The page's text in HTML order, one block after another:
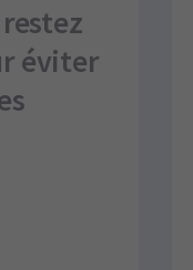
éviter